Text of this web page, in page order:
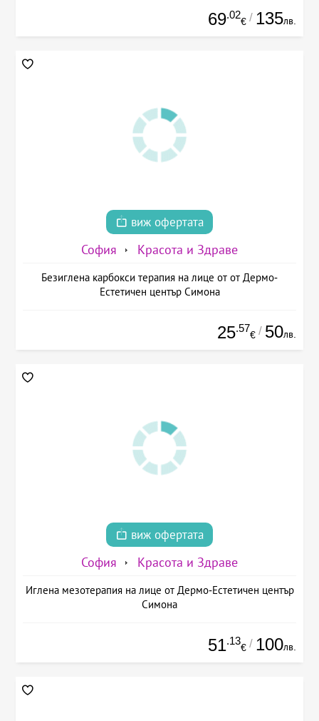
69.02
€ / 135лв.
виж офертата
София Красота и Здраве
Безиглена карбокси терапия на лице от от Дермо-
Естетичен център Симона
25.57
€ / 50лв.
виж офертата
София Красота и Здраве
Иглена мезотерапия на лице от Дермо-Естетичен център
Симона
51.13
€ / 100лв.